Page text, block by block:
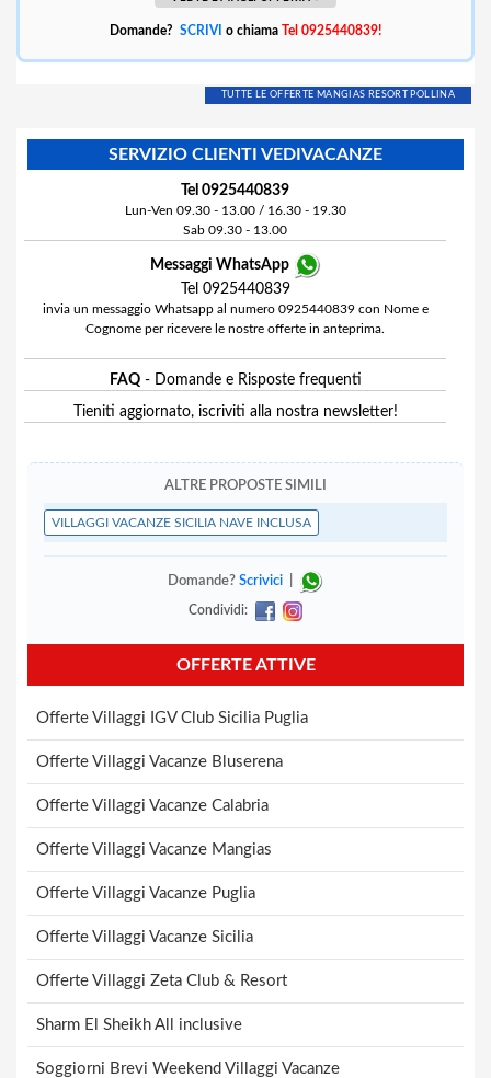
Domande? SCRIVI o chiama Tel 0925440839!
TUTTE LE OFFERTE MANGIAS RESORT POLLINA
SERVIZIO CLIENTI VEDIVACANZE
Tel 0925440839
Lun-Ven 09.30 - 13.00 / 16.30 - 19.30
Sab 09.30 - 13.00
Messaggi WhatsApp
Tel 0925440839
invia un messaggio Whatsapp al numero 0925440839 con Nome e
Cognome per ricevere le nostre offerte in anteprima.
FAQ- Domande e Risposte frequenti
Tieniti aggiornato, iscriviti alla nostra newsletter!
ALTRE PROPOSTE SIMILI
VILLAGGI VACANZE SICILIA NAVE INCLUSA
Domande? Scrivici
Condividi:
OFFERTE ATTIVE
Offerte Villaggi IGV Club Sicilia Puglia
Offerte Villaggi Vacanze Bluserena
Offerte Villaggi Vacanze Calabria
Offerte Villaggi Vacanze Mangias
Offerte Villaggi Vacanze Puglia
Offerte Villaggi Vacanze Sicilia
Offerte Villaggi Zeta Club & Resort
Sharm El Sheikh All inclusive
Soggiorni Brevi Weekend Villaggi Vacanze